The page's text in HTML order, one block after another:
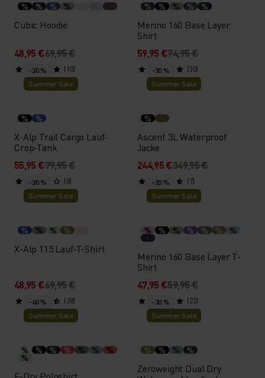
% % % %
Cubic Hoodie
48,95 €69,95 €
(10)
% % % % %
Merino 160 Base Layer
Shirt
59,95 €74,95 €
(30)
-30 %
Summer Sale
% %
X-Alp Trail Cargo Lauf-
Crop-Tank
55,95 €79,95 €
(8)
-30 %
Summer Sale
%
Ascent 3L Waterproof
Jacke
244,95 €349,95 €
(7)
-30 %
Summer Sale
% % % %
X-Alp 115 Lauf-T-Shirt
48,95 €69,95 €
(28)
-20 %
Summer Sale
% % % % % % %
Merino 160 Base Layer T-
Shirt
47,95 €59,95 €
(22)
-40 %
Summer Sale
% % % % % % %
%
-30 %
Summer Sale
% % % %
Zeroweight Dual Dry